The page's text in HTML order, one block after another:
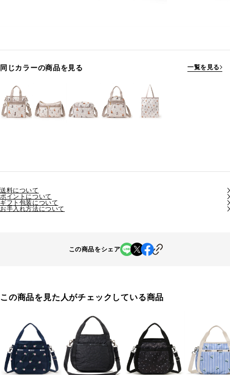
同じカラーの商品を見る 一覧を見る
送料について
ポイントについて
ギフト包装について
お手入れ方法について
この商品をシェア
この商品を見た人がチェックしている商品